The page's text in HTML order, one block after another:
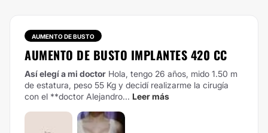
AUMENTO DE BUSTO
AUMENTO DE BUSTO IMPLANTES 420 CC
Así elegí a mi doctor Hola, tengo 26 años, mido 1.50 m
de estatura, peso 55 Kg y decidí realizarme la cirugía
con el **doctor Alejandro... Leer más